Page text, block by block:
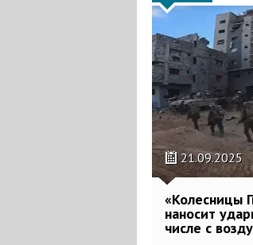
21.09.2025
«Колесницы
наносит
числе с